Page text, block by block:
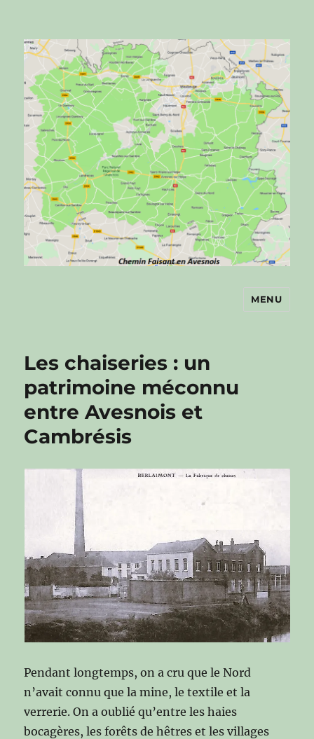
Chemin faisant en Avesnois
MENU
Les chaiseries : un
patrimoine méconnu
entre Avesnois et
Cambrésis
Pendant longtemps, on a cru que le Nord
n’avait connu que la mine, le textile et la
verrerie. On a oublié qu’entre les haies
bocagères, les forêts de hêtres et les villages